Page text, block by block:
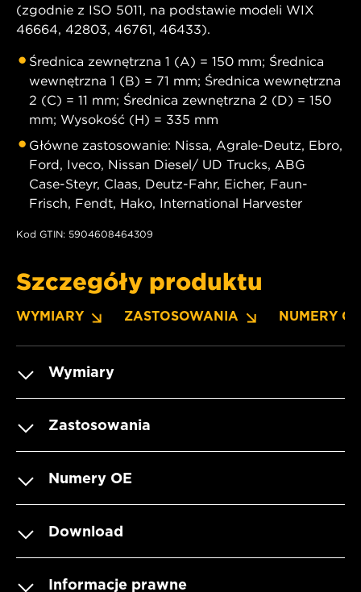
(zgodnie z ISO 5011, na podstawie modeli WIX
46664, 42803, 46761, 46433).
Średnica zewnętrzna 1 (A) = 150 mm; Średnica
wewnętrzna 1 (B) = 71 mm; Średnica wewnętrzna
2 (C) = 11 mm; Średnica zewnętrzna 2 (D) = 150
mm; Wysokość (H) = 335 mm
Główne zastosowanie: Nissa, Agrale-Deutz, Ebro,
Ford, Iveco, Nissan Diesel/ UD Trucks, ABG
Case-Steyr, Claas, Deutz-Fahr, Eicher, Faun-
Frisch, Fendt, Hako, International Harvester
Kod GTIN: 5904608464309
Szczegóły produktu
WYMIARY ZASTOSOWANIA NUMERY OE
Wymiary
Zastosowania
Numery OE
Download
Informacje prawne